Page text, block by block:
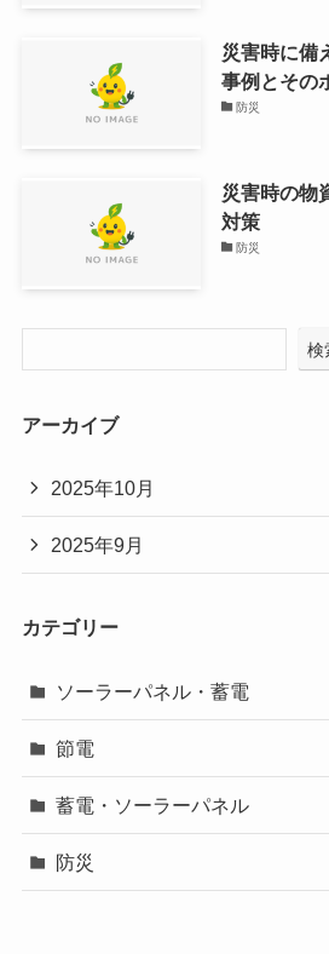
災害時に備
事例とその
防災
災害時の物
対策
防災
検
アーカイブ
2025年10月
2025年9月
カテゴリー
ソーラーパネル・蓄電
節電
蓄電・ソーラーパネル
防災